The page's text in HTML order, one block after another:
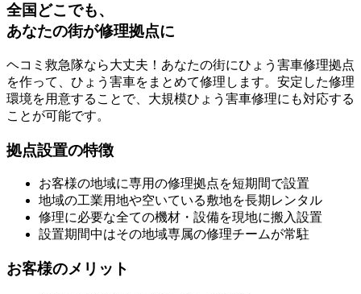
全国どこでも、
あなたの街が修理拠点に
ヘコミ救急隊なら大丈夫！あなたの街にひょう害車修理拠点
を作って、ひょう害車をまとめて修理します。安定した修理
環境を用意することで、大規模ひょう害車修理にも対応する
ことが可能です。
拠点設置の特徴
お客様の地域に専用の修理拠点を短期間で設置
地域の工業用地や空いている敷地を長期レンタル
修理に必要な全ての機材・設備を現地に搬入設置
設置期間中はその地域専属の修理チームが常駐
お客様のメリット